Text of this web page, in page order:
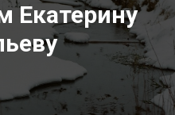
Екатерину